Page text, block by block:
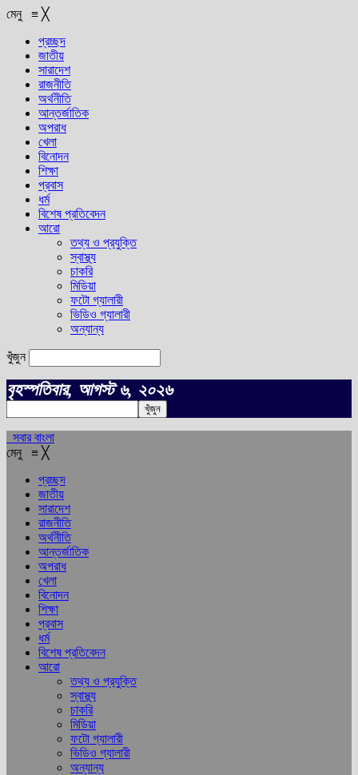
মেনু ≡ ╳
প্রচ্ছদ
জাতীয়
সারাদেশ
রাজনীতি
অর্থনীতি
আন্তর্জাতিক
অপরাধ
খেলা
বিনোদন
শিক্ষা
প্রবাস
ধর্ম
বিশেষ প্রতিবেদন
আরো
তথ্য ও প্রযুক্তি
স্বাস্থ্য
চাকরি
মিডিয়া
ফটো গ্যালারী
ভিডিও গ্যালারী
অন্যান্য
খুঁজুন
বৃহস্পতিবার, আগস্ট ৬, ২০২৬
সবার বাংলা
মেনু ≡ ╳
প্রচ্ছদ
জাতীয়
সারাদেশ
রাজনীতি
অর্থনীতি
আন্তর্জাতিক
অপরাধ
খেলা
বিনোদন
শিক্ষা
প্রবাস
ধর্ম
বিশেষ প্রতিবেদন
আরো
তথ্য ও প্রযুক্তি
স্বাস্থ্য
চাকরি
মিডিয়া
ফটো গ্যালারী
ভিডিও গ্যালারী
অন্যান্য